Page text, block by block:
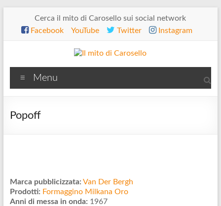
contenuto
Cerca il mito di Carosello sui social network
Facebook
YouTube Twitter Instagram
Il
mito
di
Menu
Popoff
Marca pubblicizzata: Van Der Bergh
Prodotti: Formaggino Milkana Oro
Anni di messa in onda: 1967